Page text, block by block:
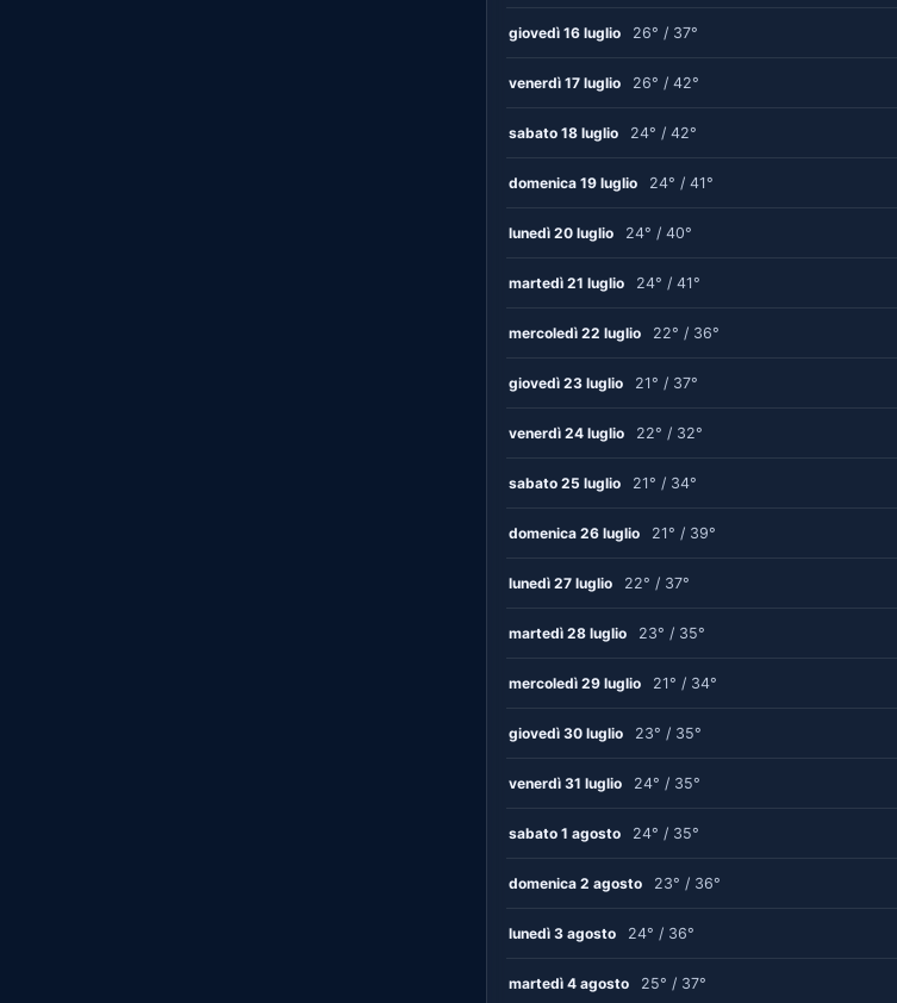
giovedì 16 luglio 26° / 37°
venerdì 17 luglio 26° / 42°
sabato 18 luglio 24° / 42°
domenica 19 luglio 24° / 41°
lunedì 20 luglio 24° / 40°
martedì 21 luglio 24° / 41°
mercoledì 22 luglio 22° / 36°
giovedì 23 luglio 21° / 37°
venerdì 24 luglio 22° / 32°
sabato 25 luglio 21° / 34°
domenica 26 luglio 21° / 39°
lunedì 27 luglio 22° / 37°
martedì 28 luglio 23° / 35°
mercoledì 29 luglio 21° / 34°
giovedì 30 luglio 23° / 35°
venerdì 31 luglio 24° / 35°
sabato 1 agosto 24° / 35°
domenica 2 agosto 23° / 36°
lunedì 3 agosto 24° / 36°
martedì 4 agosto 25° / 37°